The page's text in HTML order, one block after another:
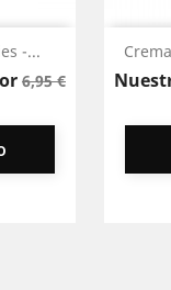
-...
Precio
6,95 €Precio